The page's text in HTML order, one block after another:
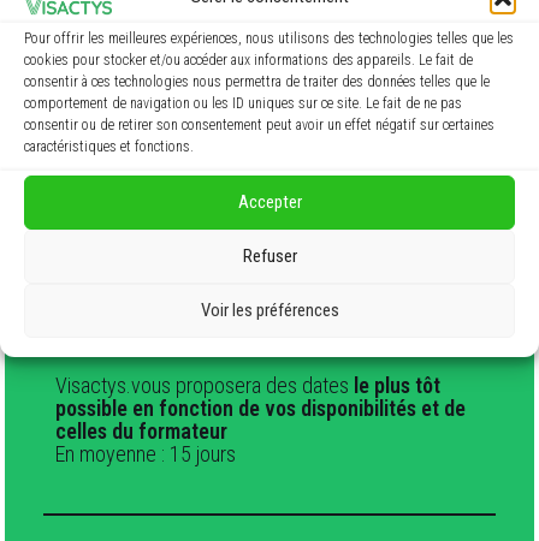
Pour offrir les meilleures expériences, nous utilisons des technologies telles que les
cookies pour stocker et/ou accéder aux informations des appareils. Le fait de
consentir à ces technologies nous permettra de traiter des données telles que le
comportement de navigation ou les ID uniques sur ce site. Le fait de ne pas
consentir ou de retirer son consentement peut avoir un effet négatif sur certaines
caractéristiques et fonctions.
Accepter
Refuser
Voir les préférences
Quizz Kahoot
Modalités d’évaluation
Délai d’accès à la formation
Visactys.vous proposera des dates le plus tôt
possible en fonction de vos disponibilités et de
celles du formateur
En moyenne : 15 jours